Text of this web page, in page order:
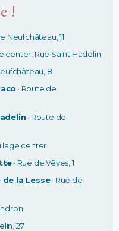
!
Neufchâteau, 11
center, Rue Saint Hadelin
8
· Route de
· Route de
center
· Rue de Vêves, 1
de la Lesse· Rue de
27